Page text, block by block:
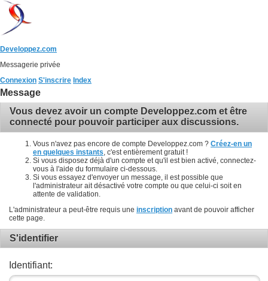
Developpez.com
Messagerie privée
Connexion S'inscrire Index
Message
Vous devez avoir un compte Developpez.com et être
connecté pour pouvoir participer aux discussions.
Vous n'avez pas encore de compte Developpez.com ? Créez-en un
en quelques instants , c'est entièrement gratuit !
Si vous disposez déjà d'un compte et qu'il est bien activé, connectez-
vous à l'aide du formulaire ci-dessous.
Si vous essayez d'envoyer un message, il est possible que
l'administrateur ait désactivé votre compte ou que celui-ci soit en
attente de validation.
L'administrateur a peut-être requis une inscription avant de pouvoir afficher
cette page.
S'identifier
Identifiant: